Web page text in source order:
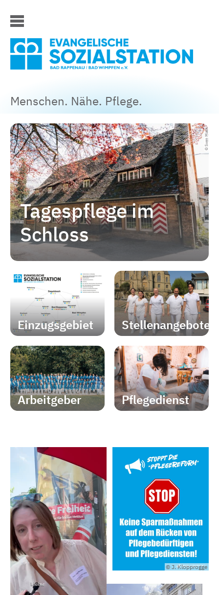
Menschen. Nähe. Pflege.
Tagespflege im
Schloss
© Sven Mack
Einzugsgebiet Stellenangebote
Arbeitgeber Pflegedienst
© J. Klopprogge